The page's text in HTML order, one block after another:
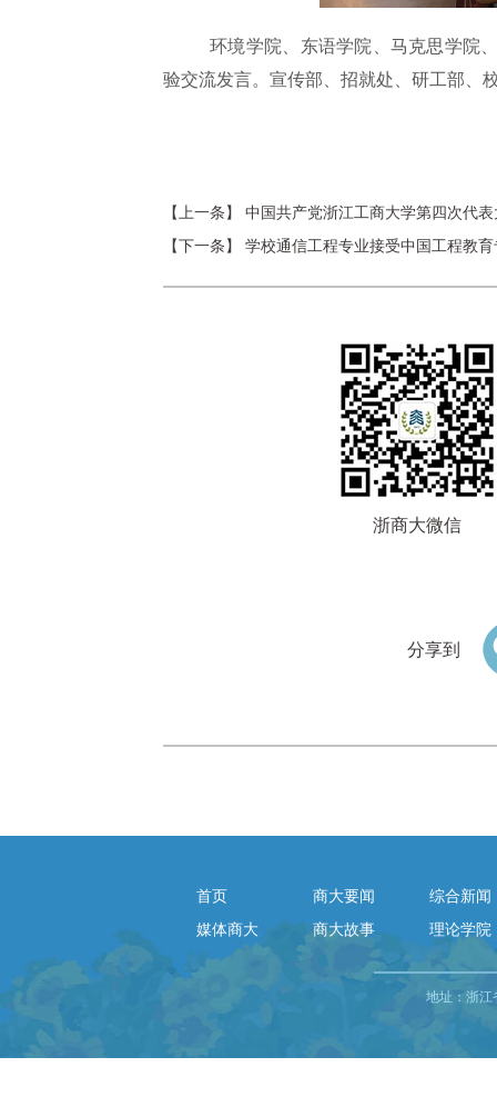
环境学院、东语学院、马克思学院
验交流发言。宣传部、招就处、研工部、
【上一条】 中国共产党浙江工商大学第四次代
【下一条】 学校通信工程专业接受中国工程教
浙商大微信
分享到
首页 商大要闻
综合新闻
媒体商大
商大故事 理论学院
地址：浙